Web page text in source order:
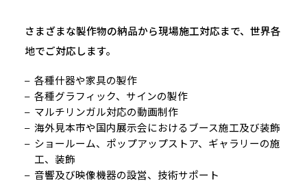
さまざまな製作物の納品から現場施工対応まで、世界各
地でご対応します。
各種什器や家具の製作
各種グラフィック、サインの製作
マルチリンガル対応の動画制作
海外見本市や国内展示会におけるブース施工及び装飾
ショールーム、ポップアップストア、ギャラリーの施
工、装飾
音響及び映像機器の設営、技術サポート